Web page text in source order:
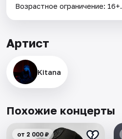
Возрастное ограничение: 16+.
Артист
Kitana
Похожие концерты
от 2 000 ₽